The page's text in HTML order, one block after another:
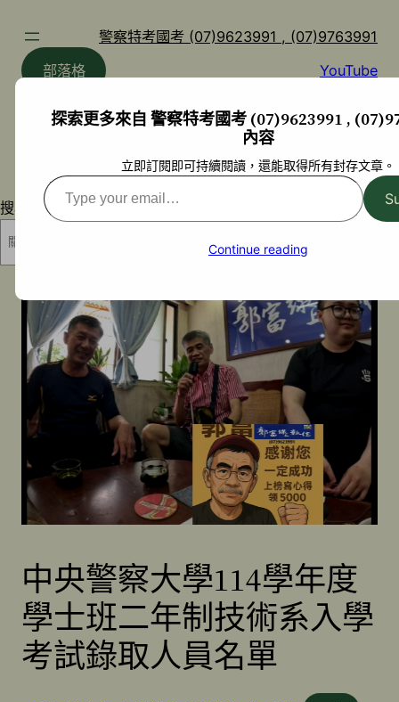
警察特考國考 (07)9623991 , (07)9763991
部落格
YouTube
搜尋
中央警察大學114學年度
學士班二年制技術系入學
考試錄取人員名單
探索更多來自 警察特考國考 (07)9623991 ,
內容
立即訂閱即可持續閱讀，還能取得所有封存文章。
Type
your
Continue reading